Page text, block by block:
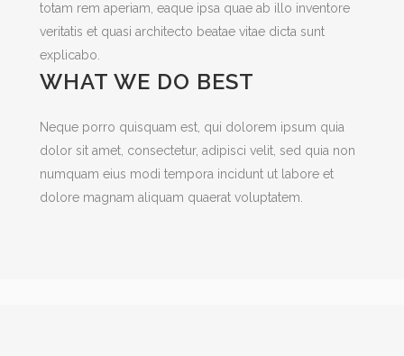
totam rem aperiam, eaque ipsa quae ab illo inventore
veritatis et quasi architecto beatae vitae dicta sunt
explicabo.
WHAT WE DO BEST
Neque porro quisquam est, qui dolorem ipsum quia
dolor sit amet, consectetur, adipisci velit, sed quia non
numquam eius modi tempora incidunt ut labore et
dolore magnam aliquam quaerat voluptatem.